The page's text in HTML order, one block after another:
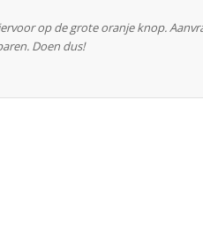
op de grote oranje knop.
Doen dus!